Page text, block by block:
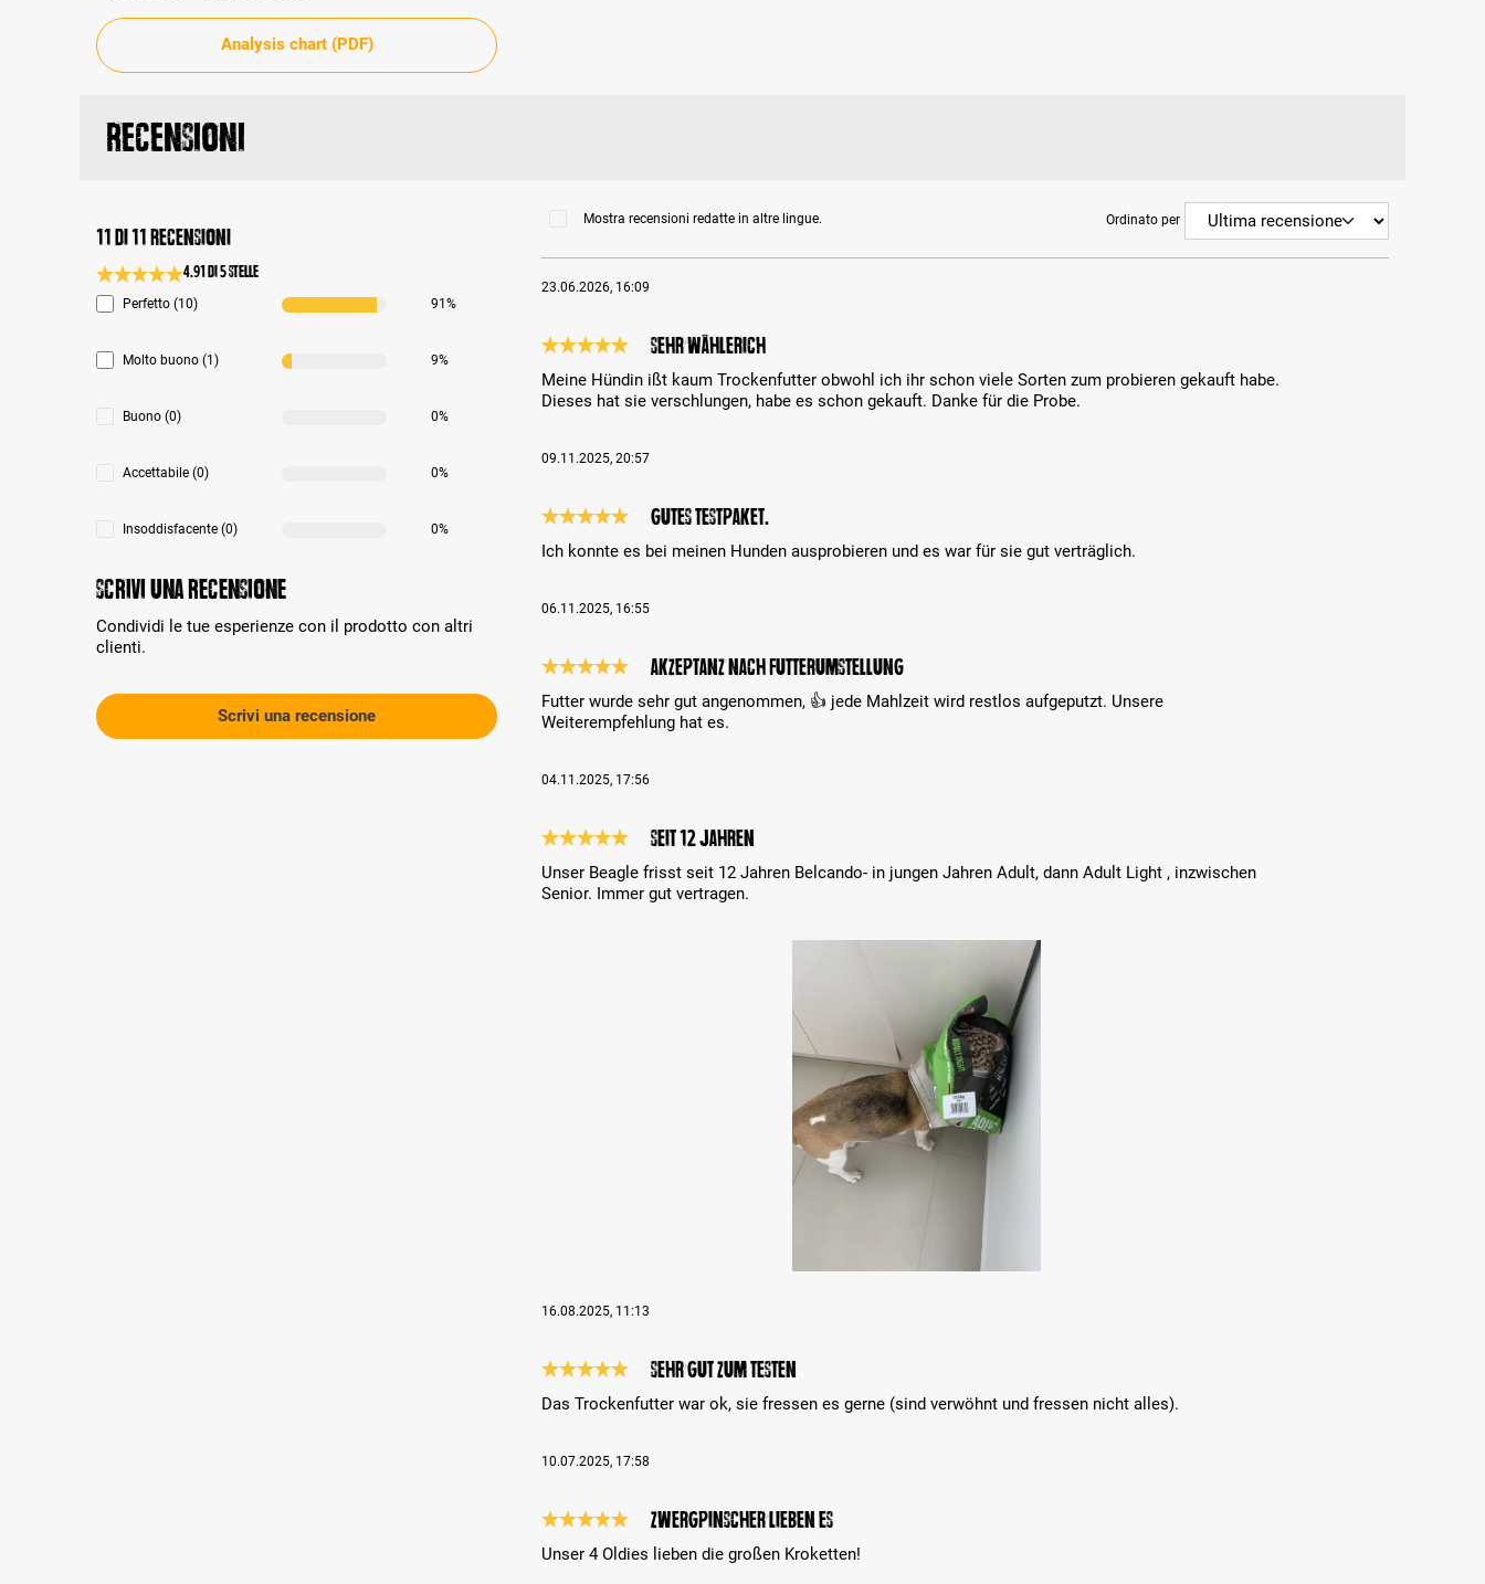
Analysis chart (PDF)
Recensioni
11 di 11 recensioni
Valutazione media di 4.9 su 5 stelle
4.91 di 5 Stelle
Perfetto (10) 91%
Molto buono (1) 9%
Buono (0) 0%
Accettabile (0) 0%
Insoddisfacente (0) 0%
Scrivi una recensione
Condividi le tue esperienze con il prodotto con altri
clienti.
Scrivi una recensione
Mostra recensioni redatte in altre lingue. Ordinato per
23.06.2026, 16:09
Sehr wählerich
Meine Hündin ißt kaum Trockenfutter obwohl ich ihr schon viele Sorten zum probieren gekauft habe.
Dieses hat sie verschlungen, habe es schon gekauft. Danke für die Probe.
09.11.2025, 20:57
Gutes Testpaket.
Ich konnte es bei meinen Hunden ausprobieren und es war für sie gut verträglich.
06.11.2025, 16:55
Akzeptanz nach Futterumstellung
Futter wurde sehr gut angenommen, 👍 jede Mahlzeit wird restlos aufgeputzt. Unsere
Weiterempfehlung hat es.
04.11.2025, 17:56
Seit 12 Jahren
Unser Beagle frisst seit 12 Jahren Belcando- in jungen Jahren Adult, dann Adult Light , inzwischen
Senior. Immer gut vertragen.
16.08.2025, 11:13
Sehr gut zum Testen
Das Trockenfutter war ok, sie fressen es gerne (sind verwöhnt und fressen nicht alles).
10.07.2025, 17:58
Zwergpinscher lieben es
Unser 4 Oldies lieben die großen Kroketten!